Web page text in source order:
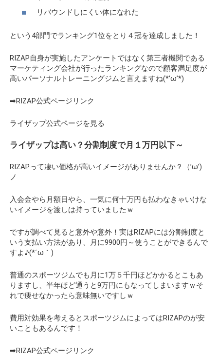
リバウンドしにくい体になれた
という4部門でランキング1位をとり４冠を達成しました！
RIZAP自身が実施したアンケートではなく第三者機関である
マーケティング会社が行ったランキングなので顧客満足度が
高いパーソナルトレーニングジムと言えますね(*’ω’*)
➡RIZAP公式ページリンク
ライザップ公式ページを見る
ライザップは高い？分割制度で月１万円以下～
RIZAPって凄い価格が高いイメージがありませんか？（’ω’)
ノ
入会金やら月額日やら、一気に何十万円も払わなきゃいけな
いイメージを渡しは持っていましたｗ
ですが調べて見ると意外や意外！実はRIZAPには分割制度と
いう支払い方法があり、月に9900円～使うことができるんで
すよ♪(*´ω｀)
普通のスポーツジムでも月に1万５千円ほどかかるとこもあ
りますし、半年ほど通うと9万円にもなってしまいますｗそ
れで痩せなかったら意味無いですしｗ
費用対効果を考えるとスポーツジムによってはRIZAPのが安
いこともあるんです！
➡RIZAP公式ページリンク